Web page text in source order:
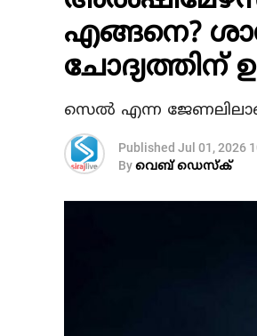
എങ്ങനെ?
ചോദ്യത്തിന്
സെൽ എന്ന ജേണലിലാണ്
Published Jul 01, 2026
Byവെബ് ഡെസ്‌ക്